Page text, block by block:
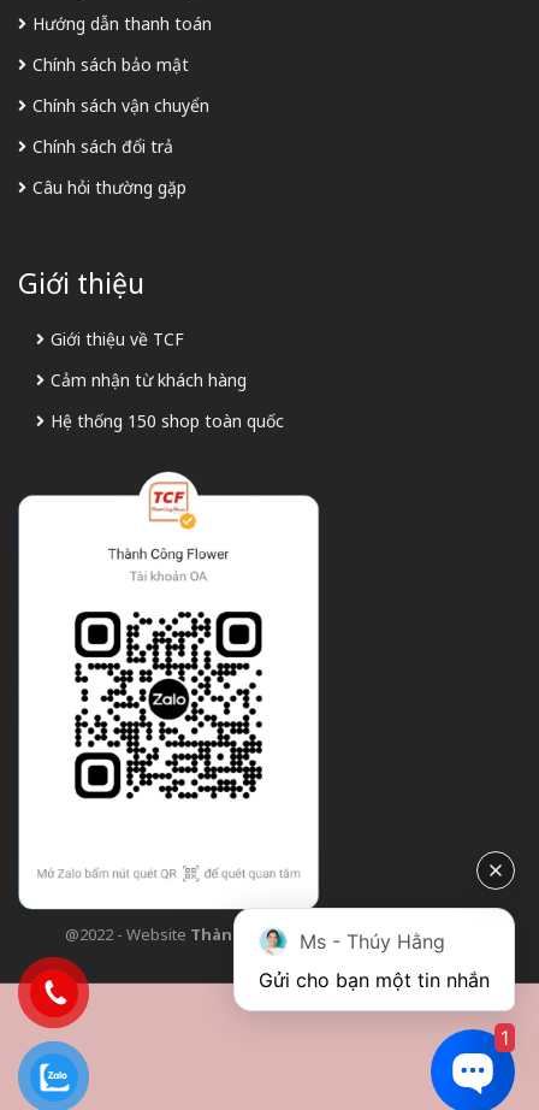
Hướng dẫn thanh toán
Chính sách bảo mật
Chính sách vận chuyển
Chính sách đổi trả
Câu hỏi thường gặp
Giới thiệu
Giới thiệu về TCF
Cảm nhận từ khách hàng
Hệ thống 150 shop toàn quốc
@2022 - Website Thành Công Flower| Design bởi
Ms - Thúy Hằng
Gửi cho bạn một tin nhắn
1